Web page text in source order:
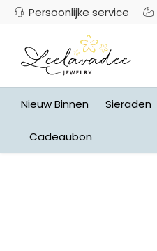
Persoonlijke service
Nieuw Binnen Sieraden
Cadeaubon